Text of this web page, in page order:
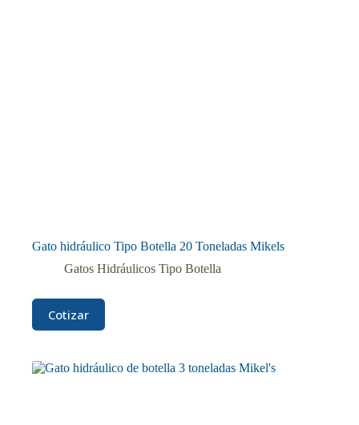
Gato hidráulico Tipo Botella 20 Toneladas Mikels
Gatos Hidráulicos Tipo Botella
Cotizar